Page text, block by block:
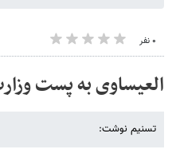
۰ نفر
العیساوی به پست
تسنیم نوشت: